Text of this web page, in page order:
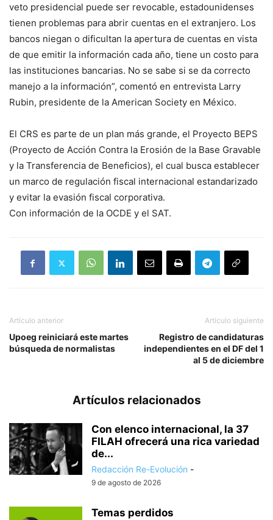
veto presidencial puede ser revocable, estadounidenses
tienen problemas para abrir cuentas en el extranjero. Los
bancos niegan o dificultan la apertura de cuentas en vista
de que emitir la información cada año, tiene un costo para
las instituciones bancarias. No se sabe si se da correcto
manejo a la información”, comentó en entrevista Larry
Rubin, presidente de la American Society en México.
El CRS es parte de un plan más grande, el Proyecto BEPS
(Proyecto de Acción Contra la Erosión de la Base Gravable
y la Transferencia de Beneficios), el cual busca establecer
un marco de regulación fiscal internacional estandarizado
y evitar la evasión fiscal corporativa.
Con información de la OCDE y el SAT.
Artículo anterior
Upoeg reiniciará este martes
búsqueda de normalistas
Artículo siguiente
Registro de candidaturas
independientes en el DF del 1
al 5 de diciembre
Artículos relacionados
Con elenco internacional, la 37
FILAH ofrecerá una rica variedad
de...
Redacción Re-Evolución -
9 de agosto de 2026
Temas perdidos